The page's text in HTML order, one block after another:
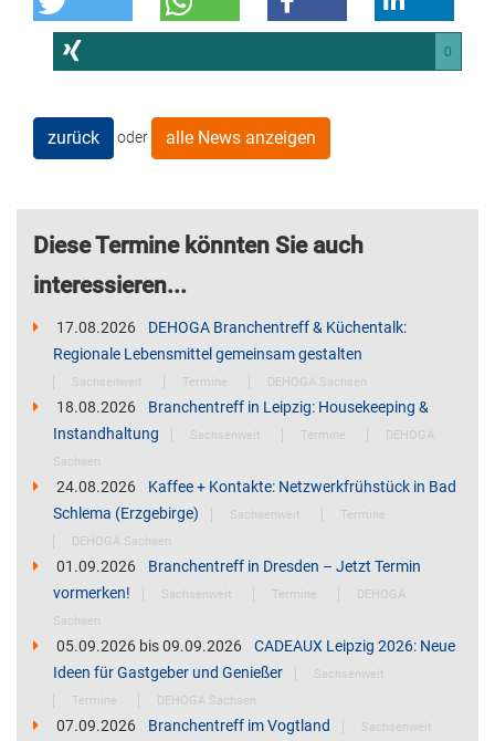
0
zurück oder alle News anzeigen
Diese Termine könnten Sie auch
interessieren...
17.08.2026
DEHOGA Branchentreff & Küchentalk:
Regionale Lebensmittel gemeinsam gestalten
Sachsenweit Termine DEHOGA Sachsen
18.08.2026
Branchentreff in Leipzig: Housekeeping &
Instandhaltung
Sachsenweit Termine
DEHOGA
Sachsen
24.08.2026
Kaffee + Kontakte: Netzwerkfrühstück in Bad
Schlema (Erzgebirge)
Sachsenweit
Termine
DEHOGA Sachsen
01.09.2026
Branchentreff in Dresden – Jetzt Termin
vormerken!
Sachsenweit Termine
DEHOGA
Sachsen
05.09.2026 bis09.09.2026
CADEAUX Leipzig 2026: Neue
Ideen für Gastgeber und Genießer
Sachsenweit
Termine
DEHOGA Sachsen
07.09.2026 Branchentreff im Vogtland Sachsenweit